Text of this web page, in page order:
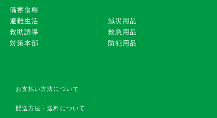
備蓄食糧
避難生活
救助誘導
対策本部
減災用品
救急用品
防犯用品
お支払い方法について
配送方法・送料について